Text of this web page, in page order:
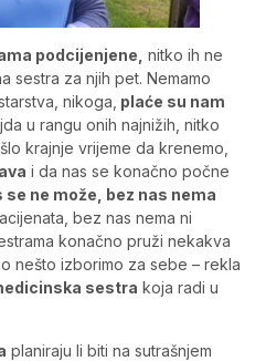
podcijenjene, nitko ih ne
sestra za njih pet. Nemamo
nikoga, plaće su nam
u rangu onih najnižih, nitko
krajnje vrijeme da krenemo,
i da nas se konačno počne
se ne može, bez nas nema
bez nas nema ni
konačno pruži nekakva
nešto izborimo za sebe – rekla
sestra koja radi u
planiraju li biti na sutrašnjem